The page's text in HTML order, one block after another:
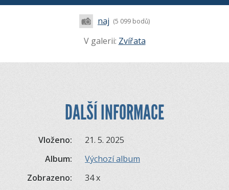
naj (5 099 bodů)
V galerii: Zvířata
DALŠÍ INFORMACE
Vloženo:
21. 5. 2025
Album:
Výchozí album
Zobrazeno:
34 x